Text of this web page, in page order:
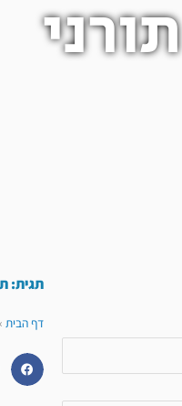
תורני
תגית:
דף הבית